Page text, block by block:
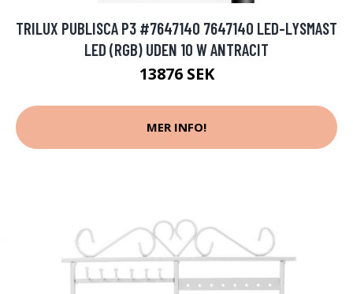
TRILUX PUBLISCA P3 #7647140 7647140 LED-LYSMAST
LED (RGB) UDEN 10 W ANTRACIT
13876 SEK
MER INFO!